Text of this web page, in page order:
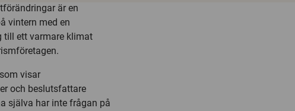
är en
vintern med en
till ett varmare klimat
visar
och beslutsfattare
själva har inte frågan på